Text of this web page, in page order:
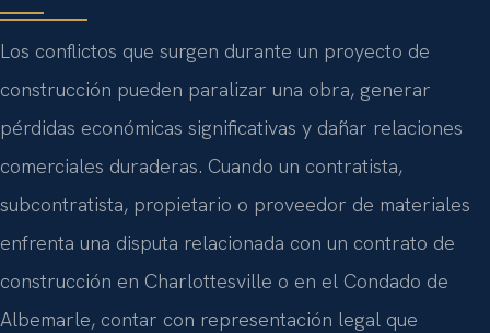
Los conflictos que surgen durante un proyecto de
construcción pueden paralizar una obra, generar
pérdidas económicas significativas y dañar relaciones
comerciales duraderas. Cuando un contratista,
subcontratista, propietario o proveedor de materiales
enfrenta una disputa relacionada con un contrato de
construcción en Charlottesville o en el Condado de
Albemarle, contar con representación legal que